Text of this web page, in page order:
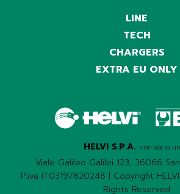
LINE
TECH
CHARGERS
EXTRA EU ONLY
HELVI S.P.A. con socio
Viale Galileo Galilei 123, 36066
P.iva IT03197820248 | Copyright
Rights Reserved